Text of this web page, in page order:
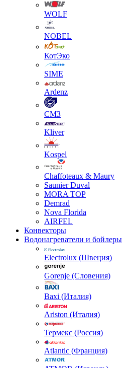
WOLF
NOBEL
КотЭко
SIME
Ardenz
СМЗ
Kliver
Kospel
Chaffoteaux & Maury
Saunier Duval
MORA TOP
Demrad
Nova Florida
AIRFEL
Конвекторы
Водонагреватели и бойлеры
Electrolux (Швеция)
Gorenje (Словения)
Baxi (Италия)
Ariston (Италия)
Термекс (Россия)
Atlantic (Франция)